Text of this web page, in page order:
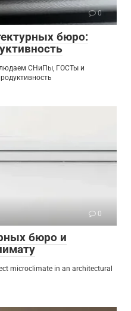
0
бюро:
СНиПы, ГОСТы и
0
бюро и
microclimate in an architectural